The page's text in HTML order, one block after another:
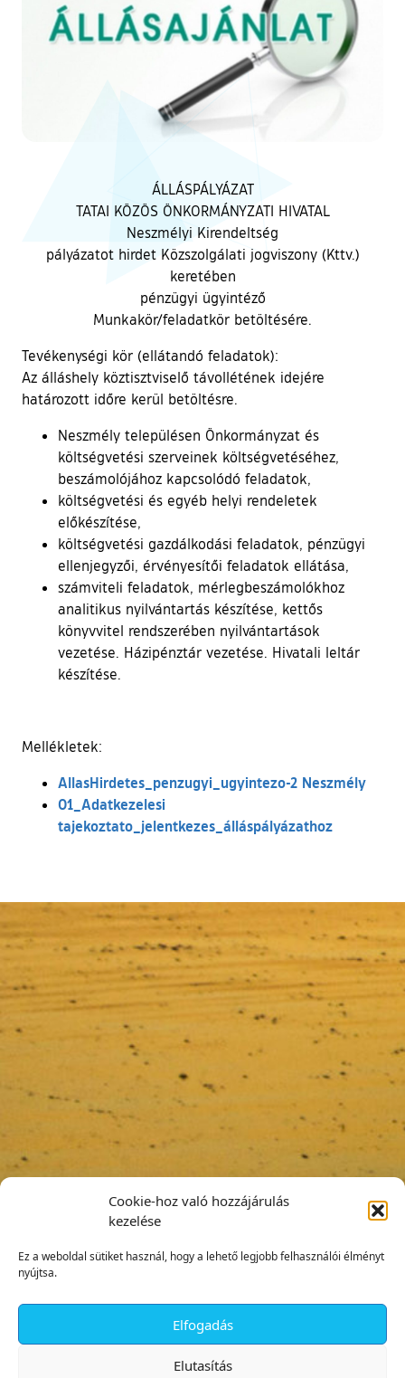
Cookie-hoz való hozzájárulás
kezelése
Ez a weboldal sütiket használ, hogy a lehető legjobb felhasználói élményt
nyújtsa.
Elfogadás
Elutasítás
ÁLLÁSPÁLYÁZAT
TATAI KÖZÖS ÖNKORMÁNYZATI HIVATAL
Neszmélyi Kirendeltség
pályázatot hirdet Közszolgálati jogviszony (Kttv.)
keretében
pénzügyi ügyintéző
Munkakör/feladatkör betöltésére.
Tevékenységi kör (ellátandó feladatok):
Az álláshely köztisztviselő távollétének idejére
határozott időre kerül betöltésre.
Neszmély településen Önkormányzat és
költségvetési szerveinek költségvetéséhez,
beszámolójához kapcsolódó feladatok,
költségvetési és egyéb helyi rendeletek
előkészítése,
költségvetési gazdálkodási feladatok, pénzügyi
ellenjegyzői, érvényesítői feladatok ellátása,
számviteli feladatok, mérlegbeszámolókhoz
analitikus nyilvántartás készítése, kettős
könyvvitel rendszerében nyilvántartások
vezetése. Házipénztár vezetése. Hivatali leltár
készítése.
Mellékletek:
AllasHirdetes_penzugyi_ugyintezo-2 Neszmély
01_Adatkezelesi
tajekoztato_jelentkezes_álláspályázathoz
✕